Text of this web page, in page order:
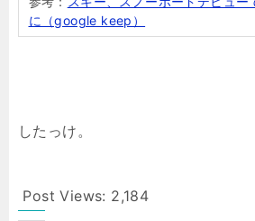
に（google keep）
したっけ。
Post Views: 2,184